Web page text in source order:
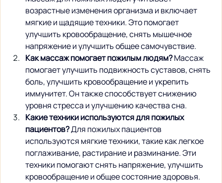
возрастные изменения организма и включает
мягкие и щадящие техники. Это помогает
улучшить кровообращение, снять мышечное
напряжение и улучшить общее самочувствие.
Как массаж помогает пожилым людям? Массаж
помогает улучшить подвижность суставов, снять
боль, улучшить кровообращение и укрепить
иммунитет. Он также способствует снижению
уровня стресса и улучшению качества сна.
Какие техники используются для пожилых
пациентов? Для пожилых пациентов
используются мягкие техники, такие как легкое
поглаживание, растирание и разминание. Эти
техники помогают снять напряжение, улучшить
кровообращение и общее состояние здоровья.